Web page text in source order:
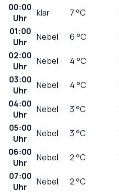
00:00
Uhr
klar 7°C
01:00
Uhr
Nebel 6°C
02:00
Uhr
Nebel 4°C
03:00
Uhr
Nebel 4°C
04:00
Uhr
Nebel 3°C
05:00
Uhr
Nebel 3°C
06:00
Uhr
Nebel 2°C
07:00
Uhr
Nebel 2°C